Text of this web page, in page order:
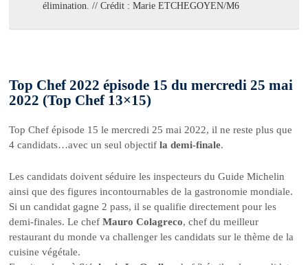
élimination. // Crédit : Marie ETCHEGOYEN/M6
Top Chef 2022 épisode 15 du mercredi 25 mai
2022 (Top Chef 13×15)
Top Chef épisode 15 le mercredi 25 mai 2022, il ne reste plus que
4 candidats…avec un seul objectif la demi-finale.
Les candidats doivent séduire les inspecteurs du Guide Michelin
ainsi que des figures incontournables de la gastronomie mondiale.
Si un candidat gagne 2 pass, il se qualifie directement pour les
demi-finales. Le chefMauro Colagreco, chef du meilleur
restaurant du monde va challenger les candidats sur le thème de la
cuisine végétale.